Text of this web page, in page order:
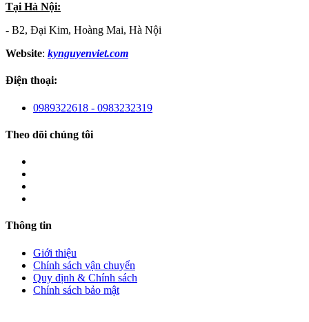
Tại Hà Nội:
- B2, Đại Kim, Hoàng Mai, Hà Nội
Website: kynguyenviet.com
Điện thoại:
0989322618 - 0983232319
Theo dõi chúng tôi
Thông tin
Giới thiệu
Chính sách vận chuyển
Quy định & Chính sách
Chính sách bảo mật